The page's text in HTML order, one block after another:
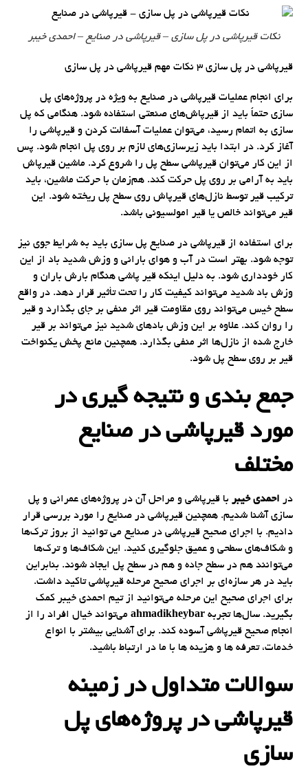
نکات قیرپاشی در پل سازی – قیرپاشی در صنایع – احمدی خیبر
قیرپاشی در پل سازی 3 نکات مهم قیرپاشی در پل سازی
برای انجام عملیات قیرپاشی در صنایع به ویژه در پروژه‌های پل
سازی حتماً باید از قیرپاش‌های صنعتی استفاده شود. هنگامی که پل
سازی به اتمام رسید، می‌توان عملیات آسفالت کردن و قیرپاشی را
آغاز کرد. در ابتدا باید زیرسازی‌های لازم بر روی پل انجام شود. پس
از این کار می‌توان قیرپاشی سطح پل را شروع کرد. ماشین قیرپاش
باید به آرامی بر روی پل حرکت کند. هم‌زمان با حرکت ماشین، باید
ترکیب قیر توسط نازل‌های قیرپاش روی سطح پل ریخته شود. این
قیر می‌تواند خالص یا قیر امولسیونی باشد.
برای استفاده از قیرپاشی در صنایع پل سازی باید به شرایط جوی نیز
توجه شود. بهتر است در آب و هوای بارانی و وزش شدید باد از این
کار خودداری شود. به دلیل اینکه قیر پاشی هنگام بارش باران و
وزش باد شدید می‌تواند کیفیت کار را تحت تأثیر قرار دهد. در واقع
سطح خیس می‌تواند روی مقاومت قیر اثر منفی بر جای بگذارد و قیر
را روان کند. علاوه بر این وزش بادهای شدید نیز می‌تواند بر قیر
خارج شده از نازل‌ها اثر منفی بگذارد. همچنین مانع پخش یکنواخت
قیر بر روی سطح پل شود.
جمع بندی و نتیجه گیری در
مورد قیرپاشی در صنایع
مختلف
در احمدی خیبر با قیرپاشی و مراحل آن در پروژه‌های عمرانی و پل
سازی آشنا شدیم. همچنین قیرپاشی در صنایع را مورد بررسی قرار
دادیم. با اجرای صحیح قیرپاشی در صنایع می توانید از بروز ترک‌ها
و شکاف‌های سطحی و عمیق جلوگیری کنید. این شکاف‌ها و ترک‌ها
می‌توانند هم در سطح جاده و هم در سطح پل ایجاد شوند. بنابراین
باید در هر سازه‌ای بر اجرای صحیح مرحله قیرپاشی تاکید داشت.
برای اجرای صحیح این مرحله می‌توانید از تیم احمدی خیبر کمک
بگیرید. سال‌ها تجربهahmadikheybar می‌تواند خیال افراد را از
انجام صحیح قیرپاشی آسوده کند. برای آشنایی بیشتر با انواع
خدمات، تعرفه ها و هزینه ها با ما در ارتباط باشید.
سوالات متداول در زمینه
قیرپاشی در پروژه‌های پل
سازی